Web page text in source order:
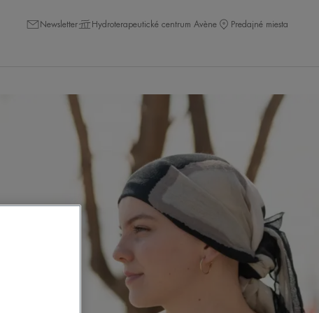
Newsletter Hydroterapeutické centrum Avène Predajné miesta